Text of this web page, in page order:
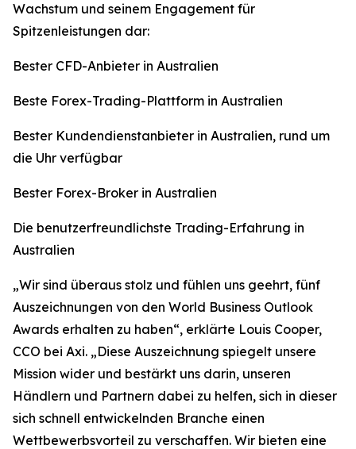
Wachstum und seinem Engagement für
Spitzenleistungen dar:
Bester CFD-Anbieter in Australien
Beste Forex-Trading-Plattform in Australien
Bester Kundendienstanbieter in Australien, rund um
die Uhr verfügbar
Bester Forex-Broker in Australien
Die benutzerfreundlichste Trading-Erfahrung in
Australien
„Wir sind überaus stolz und fühlen uns geehrt, fünf
Auszeichnungen von den World Business Outlook
Awards erhalten zu haben“, erklärte Louis Cooper,
CCO bei Axi. „Diese Auszeichnung spiegelt unsere
Mission wider und bestärkt uns darin, unseren
Händlern und Partnern dabei zu helfen, sich in dieser
sich schnell entwickelnden Branche einen
Wettbewerbsvorteil zu verschaffen. Wir bieten eine